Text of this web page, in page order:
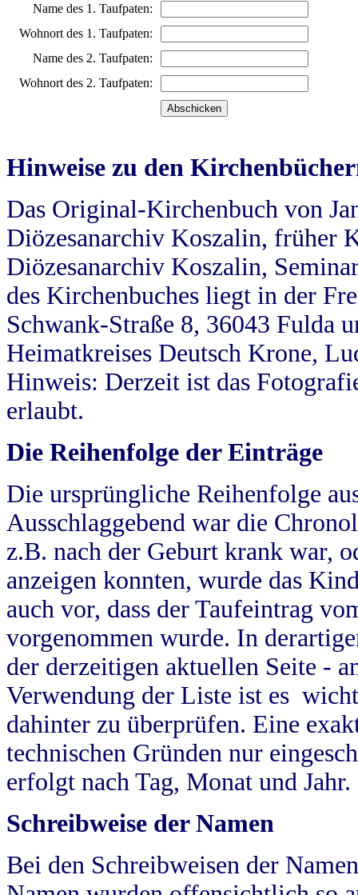
Name des 1. Taufpaten:
Wohnort des 1. Taufpaten:
Name des 2. Taufpaten:
Wohnort des 2. Taufpaten:
Hinweise zu den
Das Original-Kirchenbuch von
Diözesanarchiv Koszalin, früher
Diözesanarchiv Koszalin,
des Kirchenbuches liegt in der
Schwank-Straße 8, 36043 Fulda
Heimatkreises Deutsch Krone,
Hinweis: Derzeit ist das
erlaubt.
Die Reihenfolge der Einträge
Die ursprüngliche Reihenfolge
Ausschlaggebend war die
z.B. nach der Geburt krank war,
anzeigen konnten, wurde das
auch vor, dass der Taufeintrag
vorgenommen wurde. In
der derzeitigen aktuellen Seite -
Verwendung der Liste ist es
dahinter zu überprüfen. Eine
technischen Gründen nur
erfolgt nach Tag, Monat und Jahr.
Schreibweise der Namen
Bei den Schreibweisen der